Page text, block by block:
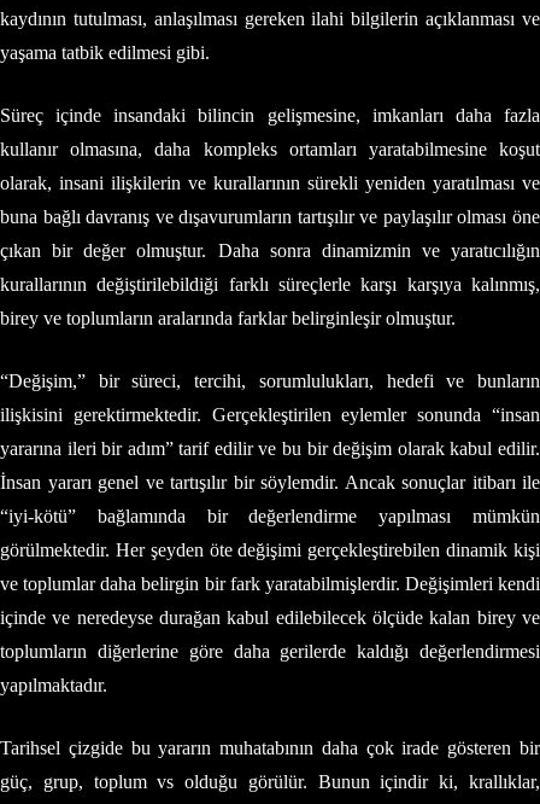
kaydının tutulması, anlaşılması gereken ilahi bilgilerin açıklanması ve
yaşama tatbik edilmesi gibi.
Süreç içinde insandaki bilincin gelişmesine, imkanları daha fazla
kullanır olmasına, daha kompleks ortamları yaratabilmesine koşut
olarak, insani ilişkilerin ve kurallarının sürekli yeniden yaratılması ve
buna bağlı davranış ve dışavurumların tartışılır ve paylaşılır olması öne
çıkan bir değer olmuştur. Daha sonra dinamizmin ve yaratıcılığın
kurallarının değiştirilebildiği farklı süreçlerle karşı karşıya kalınmış,
birey ve toplumların aralarında farklar belirginleşir olmuştur.
“Değişim,” bir süreci, tercihi, sorumlulukları, hedefi ve bunların
ilişkisini gerektirmektedir. Gerçekleştirilen eylemler sonunda “insan
yararına ileri bir adım” tarif edilir ve bu bir değişim olarak kabul edilir.
İnsan yararı genel ve tartışılır bir söylemdir. Ancak sonuçlar itibarı ile
“iyi-kötü” bağlamında bir değerlendirme yapılması mümkün
görülmektedir. Her şeyden öte değişimi gerçekleştirebilen dinamik kişi
ve toplumlar daha belirgin bir fark yaratabilmişlerdir. Değişimleri kendi
içinde ve neredeyse durağan kabul edilebilecek ölçüde kalan birey ve
toplumların diğerlerine göre daha gerilerde kaldığı değerlendirmesi
yapılmaktadır.
Tarihsel çizgide bu yararın muhatabının daha çok irade gösteren bir
güç, grup, toplum vs olduğu görülür. Bunun içindir ki, krallıklar,